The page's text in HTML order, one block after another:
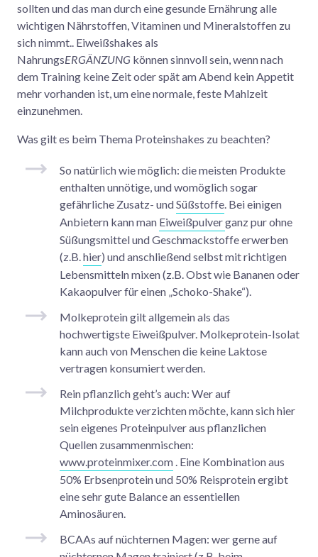
sollten und das man durch eine gesunde Ernährung alle
wichtigen Nährstoffen, Vitaminen und Mineralstoffen zu
sich nimmt.. Eiweißshakes als
NahrungsERGÄNZUNG können sinnvoll sein, wenn nach
dem Training keine Zeit oder spät am Abend kein Appetit
mehr vorhanden ist, um eine normale, feste Mahlzeit
einzunehmen.
Was gilt es beim Thema Proteinshakes zu beachten?
So natürlich wie möglich: die meisten Produkte
enthalten unnötige, und womöglich sogar
gefährliche Zusatz- undSüßstoffe . Bei einigen
Anbietern kann man Eiweißpulverganz pur ohne
Süßungsmittel und Geschmackstoffe erwerben
(z.B. hier) und anschließend selbst mit richtigen
Lebensmitteln mixen (z.B. Obst wie Bananen oder
Kakaopulver für einen „Schoko-Shake“).
Molkeprotein gilt allgemein als das
hochwertigste Eiweißpulver. Molkeprotein-Isolat
kann auch von Menschen die keine Laktose
vertragen konsumiert werden.
Rein pflanzlich geht’s auch: Wer auf
Milchprodukte verzichten möchte, kann sich hier
sein eigenes Proteinpulver aus pflanzlichen
Quellen zusammenmischen:
www.proteinmixer.com . Eine Kombination aus
50% Erbsenprotein und 50% Reisprotein ergibt
eine sehr gute Balance an essentiellen
Aminosäuren.
BCAAs auf nüchternen Magen: wer gerne auf